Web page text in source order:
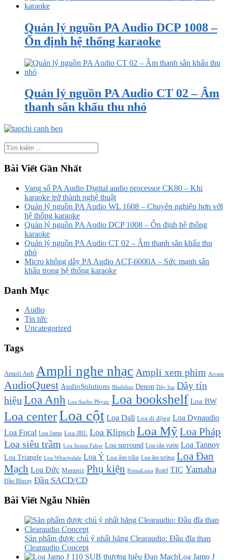
Quản lý nguồn PA Audio DCP 1008 –
Ổn định hệ thống karaoke
Quản lý nguồn PA Audio CT 02 – Âm
thanh sân khấu thu nhỏ
Bài Viết Gần Nhất
Vang số PA Audio Digital audio processor CK80 – Khi
karaoke trở thành nghệ thuật
Quản lý nguồn PA Audio WL 1608 – Chuyên nghiệp hơn với
hệ thống karaoke
Quản lý nguồn PA Audio DCP 1008 – Ổn định hệ thống
karaoke
Quản lý nguồn PA Audio CT 02 – Âm thanh sân khấu thu
nhỏ
Micro không dây PA Audio ACT-6000A – Sức mạnh sân
khấu trong hệ thống karaoke
Danh Mục
Audio
Tin tức
Uncategorized
Tags
Ampli Anh Ampli nghe nhạc Ampli xem phim Arcam
AudioQuest AudioSolutions Bladelius Denon Dây loa Dây tín
hiệu Loa Anh Loa Audio Physic Loa bookshelf Loa BW
Loa centerLoa cột Loa Dali Loa di động Loa Dynaudio
Loa Focal Loa Jamo Loa JBL Loa Klipsch Loa MỹLoa Pháp
Loa siêu trầm Loa Sonus Faber Loa surround Loa sân vườn Loa Tannoy
Loa Triangle Loa Wharfedale Loa Ý Loa âm trần Loa âm tường Loa Đan
Mạch Loa Đức Marantz Phụ kiện PrimaLuna Rotel TIC Yamaha
Đầu Bluray Đầu SACD/CD
Bài Viết Ngẫu Nhiên
Sản phẩm được chú ý nhất hãng Clearaudio: Đầu đĩa than
Clearaudio Concept
Loa Jamo J